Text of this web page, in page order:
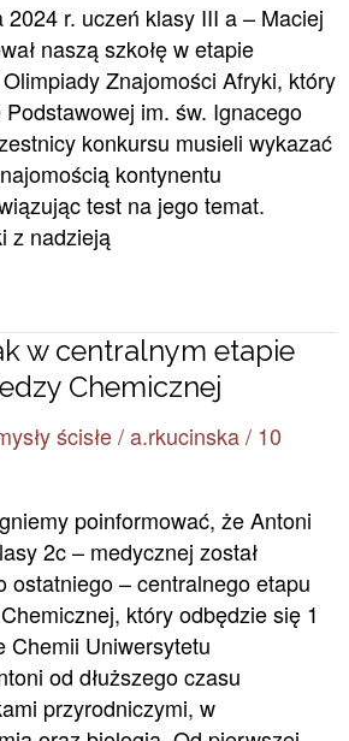
r. uczeń klasy III a – Maciej
naszą szkołę w etapie
Znajomości Afryki, który
Podstawowej im. św. Ignacego
konkursu musieli wykazać
kontynentu
test na jego temat.
z nadzieją
w centralnym etapie
Chemicznej
ścisłe/a.rkucinska/ 10
poinformować, że Antoni
2c – medycznej został
ostatniego – centralnego etapu
który odbędzie się 1
Chemii Uniwersytetu
od dłuższego czasu
przyrodniczymi, w